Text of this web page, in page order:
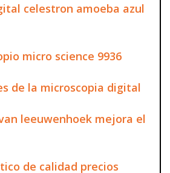
celestron amoeba azul
micro science 9936
de la microscopia digital
leeuwenhoek mejora el
de calidad precios